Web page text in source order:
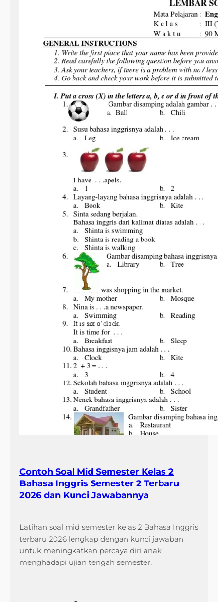
Contoh Soal Mid Semester Kelas 2
Bahasa Inggris Semester 2 Terbaru
2026 dan Kunci Jawabannya
Latihan soal mid semester kelas 2 Bahasa Inggris
terbaru 2026 lengkap dengan kunci jawaban
untuk meningkatkan percaya diri anak
menghadapi ujian tengah semester.